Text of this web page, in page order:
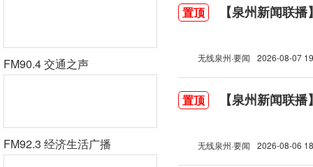
FM90.4 交通之声
FM92.3 经济生活广播
置顶 【泉州新闻联
无线泉州·要闻 2026-08-07
置顶 【泉州新闻联
无线泉州·要闻 2026-08-06